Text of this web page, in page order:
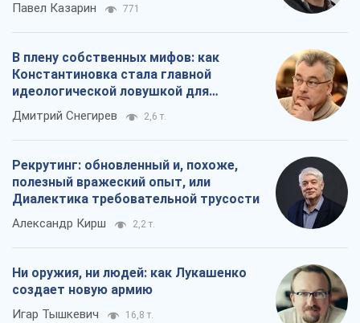
Павел Казарин 771
В плену собственных мифов: как
Константиновка стала главной
идеологической ловушкой для
российских оккупантов
Дмитрий Снегирев 2,6 т.
Рекрутинг: обновленный и, похоже,
полезный вражеский опыт, или
Диалектика требовательной трусости
Александр Кирш 2,2 т.
Ни оружия, ни людей: как Лукашенко
создает новую армию
Игар Тышкевич 16,8 т.